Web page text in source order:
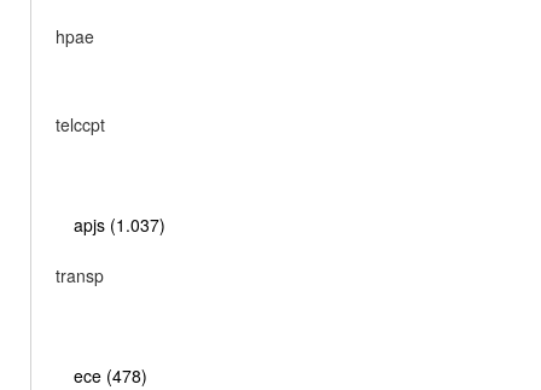
hpae
telccpt
apjs (1.037)
transp
ece (478)